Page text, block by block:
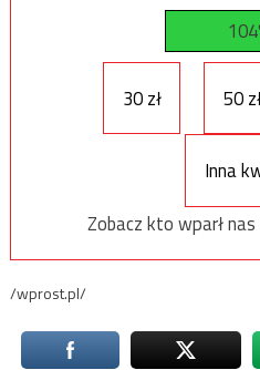
30 zł 50
Inna
Zobacz kto wparł
/wprost.pl/